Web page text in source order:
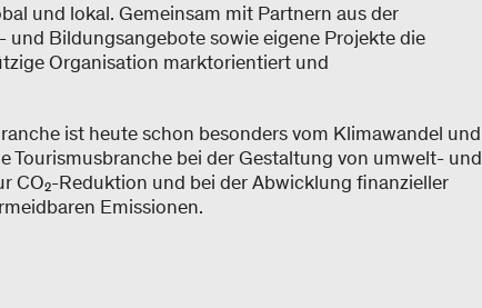
und lokal. Gemeinsam mit Partnern aus der
Bildungsangebote sowie eigene Projekte die
Organisation marktorientiert und
ist heute schon besonders vom Klimawandel und
Tourismusbranche bei der Gestaltung von umwelt- und
CO₂-Reduktion und bei der Abwicklung finanzieller
Emissionen.